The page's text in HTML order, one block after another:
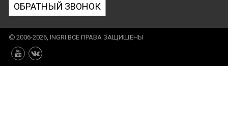
ОБРАТНЫЙ ЗВОНОК
2006-2026, INGRI ВСЕ ПРАВА ЗАЩИЩЕНЫ